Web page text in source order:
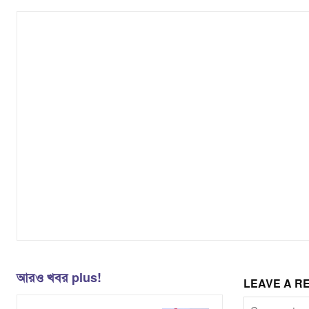
আরও খবর plus! LEAVE A